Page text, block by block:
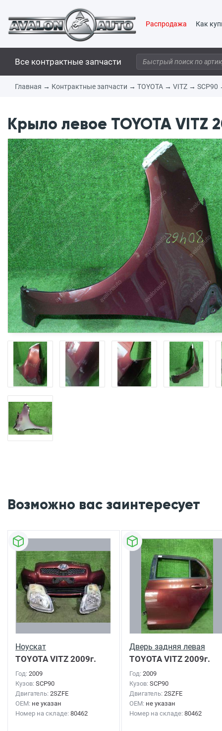
Распродажа Как
Все контрактные запчасти
Главная → Контрактные запчасти → TOYOTA → VITZ → SCP90
Крыло левое TOYOTA VITZ
Возможно вас заинтересует
Ноускат
TOYOTA VITZ 2009г.
Год: 2009
Кузов: SCP90
Двигатель: 2SZFE
OEM: не указан
Номер на складе: 80462
Дверь задняя левая
TOYOTA VITZ 2009г.
Год: 2009
Кузов: SCP90
Двигатель: 2SZFE
OEM: не указан
Номер на складе: 80462